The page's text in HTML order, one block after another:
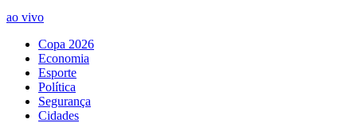
ao vivo
Copa 2026
Economia
Esporte
Política
Segurança
Cidades